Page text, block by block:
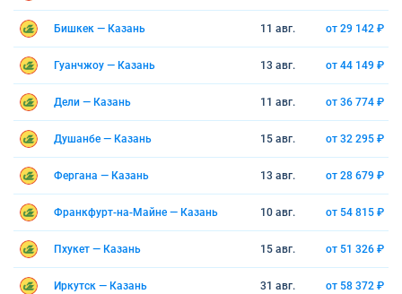
Бишкек — Казань 11 авг. от 29 142 ₽
Гуанчжоу — Казань 13 авг. от 44 149 ₽
Дели — Казань 11 авг. от 36 774 ₽
Душанбе — Казань 15 авг. от 32 295 ₽
Фергана — Казань 13 авг. от 28 679 ₽
Франкфурт-на-Майне — Казань 10 авг. от 54 815 ₽
Пхукет — Казань 15 авг. от 51 326 ₽
Иркутск — Казань 31 авг. от 58 372 ₽